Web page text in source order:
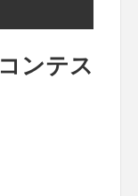
ンテス